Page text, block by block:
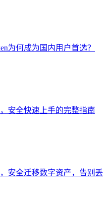
为何成为国内用户首选？
安全快速上手的完整指南
安全迁移数字资产，告别丢